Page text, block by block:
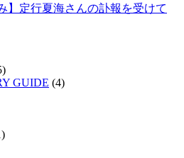
】定行夏海さんの訃報を受けて
GUIDE (4)